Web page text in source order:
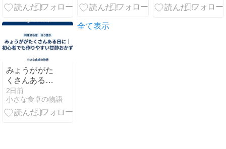
ーション
みょうががた
くさんある日
に｜初心者で
も作りやすい
甘酢おかず
2日前
小さな食卓の物語
全て表示